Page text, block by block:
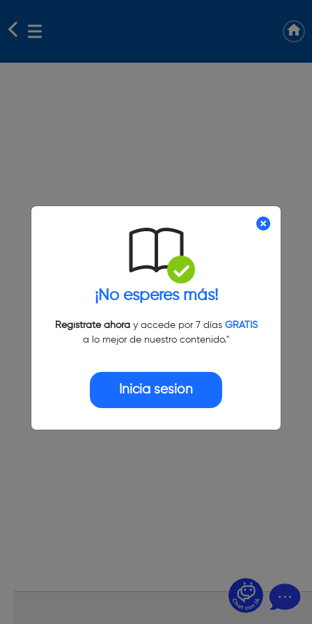
¡No esperes más!
Regístrate ahoray accede por 7 días GRATIS
a lo mejor de nuestro contenido."
Inicia sesión